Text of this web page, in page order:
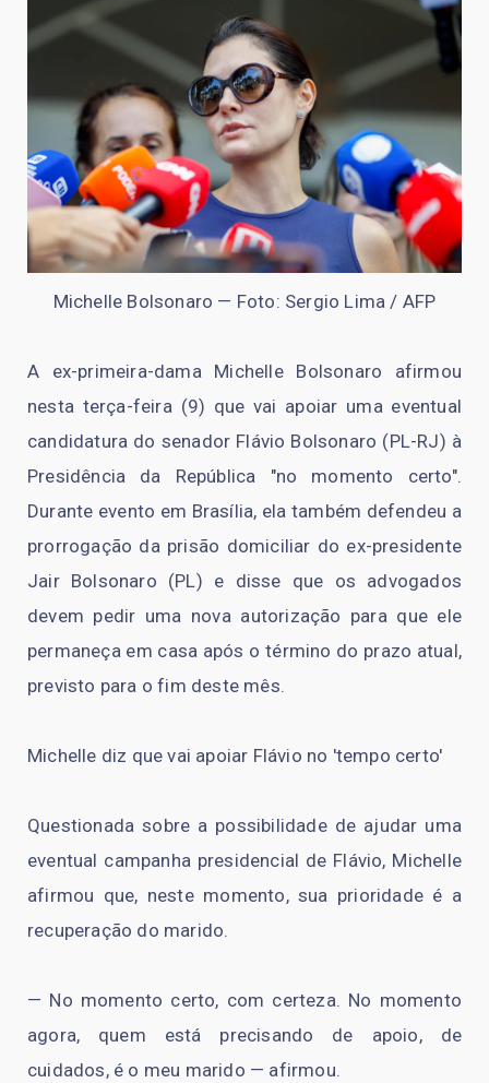
Michelle Bolsonaro — Foto: Sergio Lima / AFP
A ex-primeira-dama Michelle Bolsonaro afirmou
nesta terça-feira (9) que vai apoiar uma eventual
candidatura do senador Flávio Bolsonaro (PL-RJ) à
Presidência da República "no momento certo".
Durante evento em Brasília, ela também defendeu a
prorrogação da prisão domiciliar do ex-presidente
Jair Bolsonaro (PL) e disse que os advogados
devem pedir uma nova autorização para que ele
permaneça em casa após o término do prazo atual,
previsto para o fim deste mês.
Michelle diz que vai apoiar Flávio no 'tempo certo'
Questionada sobre a possibilidade de ajudar uma
eventual campanha presidencial de Flávio, Michelle
afirmou que, neste momento, sua prioridade é a
recuperação do marido.
— No momento certo, com certeza. No momento
agora, quem está precisando de apoio, de
cuidados, é o meu marido — afirmou.